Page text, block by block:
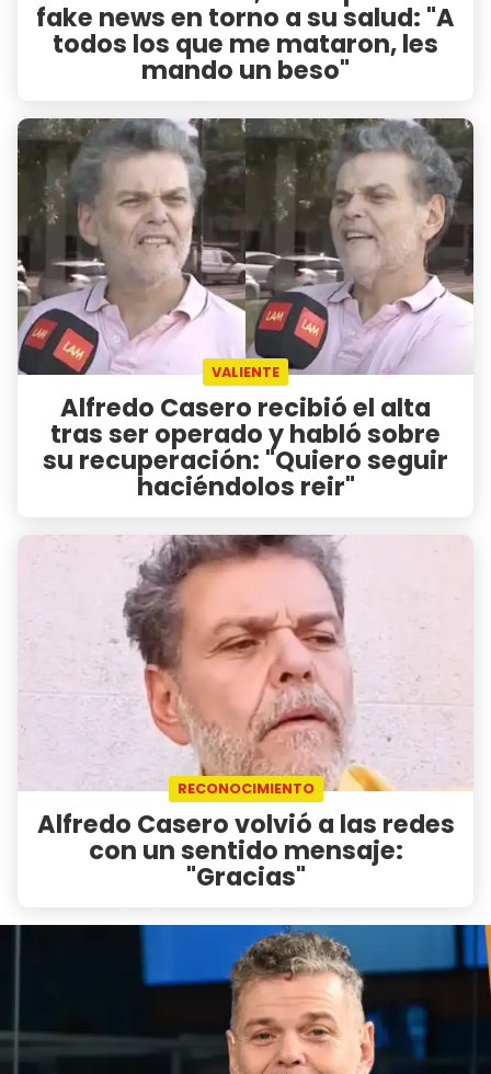
fake news en torno a su salud: "A
todos los que me mataron, les
mando un beso"
VALIENTE
Alfredo Casero recibió el alta
tras ser operado y habló sobre
su recuperación: "Quiero seguir
haciéndolos reir"
RECONOCIMIENTO
Alfredo Casero volvió a las redes
con un sentido mensaje:
"Gracias"